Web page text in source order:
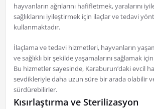
hayvanların ağrılarını hafifletmek, yaralarını
sağlıklarını iyileştirmek için ilaçlar ve tedavi
kullanmaktadır.
İlaçlama ve tedavi hizmetleri, hayvanların
ve sağlıklı bir şekilde yaşamalarını sağlamak
Bu hizmetler sayesinde, Karaburun’daki evcil
sevdikleriyle daha uzun süre bir arada olabilir
sürdürebilirler.
Kısırlaştırma ve Sterilizasyon